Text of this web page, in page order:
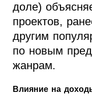
доле)
проектов,
другим
по новым
жанрам.
Влияние на